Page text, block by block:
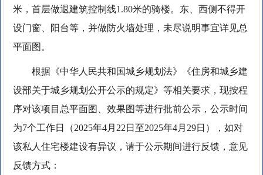
米，首层做退建筑控制线1.80米的骑楼。东、西侧不得开
设门窗、阳台等，并做防火墙处理，未尽说明事宜详见总
平面图。
根据《中华人民共和国城乡规划法》《住房和城乡建
设部关于城乡规划公开公示的规定》等相关要求，现按程
序对该项目总平面图、效果图等进行批前公示，公示时间
为7个工作日（2025年4月22日至2025年4月29日），如对
该私人住宅楼建设有异议，请于公示期间进行反馈，意见
反馈方式：